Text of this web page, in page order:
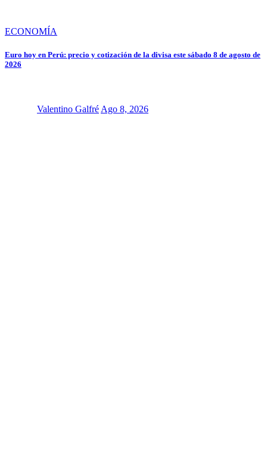
ECONOMÍA
Euro hoy en Perú: precio y cotización de la divisa este sábado 8 de agosto de
2026
Valentino Galfré Ago 8, 2026